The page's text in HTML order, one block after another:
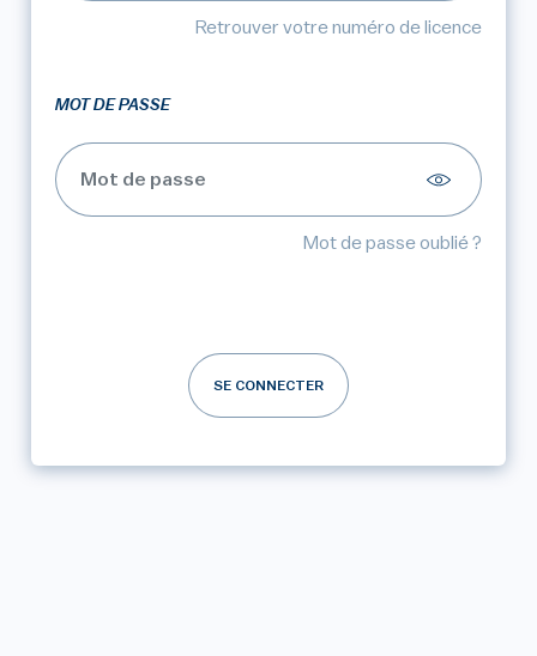
Retrouver votre numéro de licence
MOT DE PASSE
Mot de passe oublié ?
SE CONNECTER